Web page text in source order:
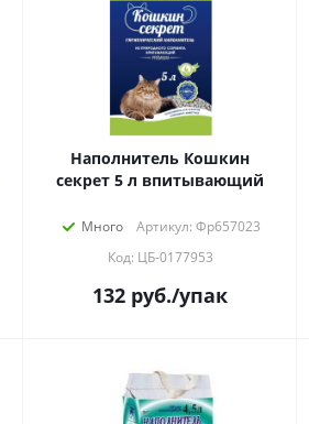
Наполнитель Кошкин
секрет 5 л впитывающий
Много
Артикул: Фр657023
Код: ЦБ-0177953
132 руб./упак